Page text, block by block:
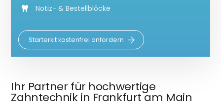
Notiz- & Bestellblöcke
Starterkit kostenfrei anfordern
Ihr Partner für hochwertige
Zahntechnik in Frankfurt am Main